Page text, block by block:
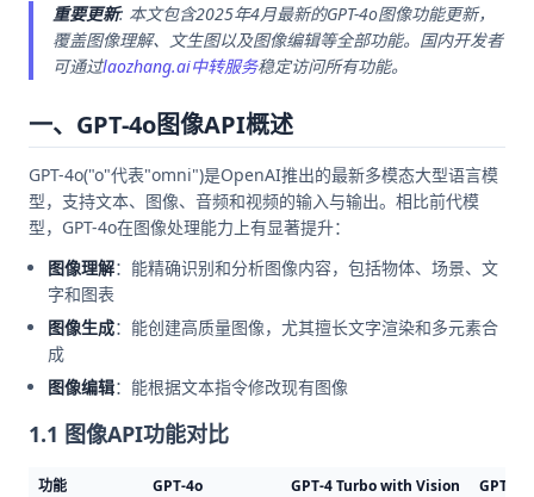
重要更新: 本文包含2025年4月最新的GPT-4o图像功能更新，
覆盖图像理解、文生图以及图像编辑等全部功能。国内开发者
可通过laozhang.ai中转服务稳定访问所有功能。
一、GPT-4o图像API概述
GPT-4o("o"代表"omni")是OpenAI推出的最新多模态大型语言模
型，支持文本、图像、音频和视频的输入与输出。相比前代模
型，GPT-4o在图像处理能力上有显著提升：
图像理解：能精确识别和分析图像内容，包括物体、场景、文
字和图表
图像生成：能创建高质量图像，尤其擅长文字渲染和多元素合
成
图像编辑：能根据文本指令修改现有图像
1.1 图像API功能对比
功能 GPT-4o GPT-4 Turbo with Vision
GPT-